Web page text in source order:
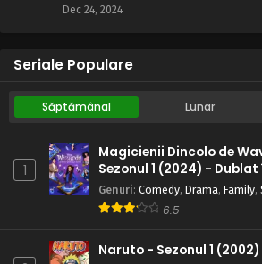
Dec 24, 2024
Seriale Populare
Săptămânal Lunar
1
Magicienii Dincolo de
Sezonul 1 (2024) -
Genuri: Comedy, Drama, Family,
6.5
Naruto - Sezonul 1